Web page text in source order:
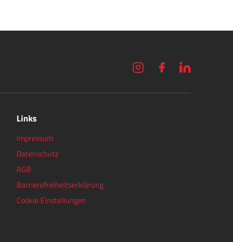
Links
Impressum
Datenschutz
AGB
Barrierefreiheitserklärung
Cookie Einstellungen